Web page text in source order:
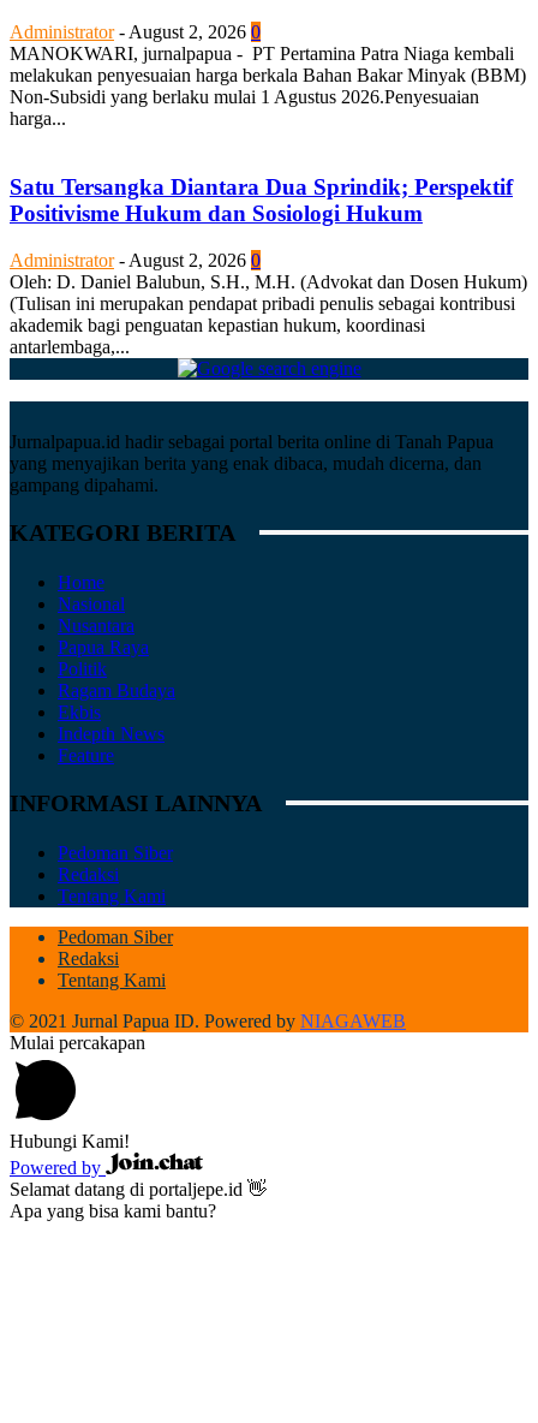
Administrator - August 2, 2026 0
MANOKWARI, jurnalpapua - PT Pertamina Patra Niaga kembali
melakukan penyesuaian harga berkala Bahan Bakar Minyak (BBM)
Non-Subsidi yang berlaku mulai 1 Agustus 2026.Penyesuaian
harga...
Satu Tersangka Diantara Dua Sprindik; Perspektif
Positivisme Hukum dan Sosiologi Hukum
Administrator - August 2, 2026 0
Oleh: D. Daniel Balubun, S.H., M.H. (Advokat dan Dosen Hukum)
(Tulisan ini merupakan pendapat pribadi penulis sebagai kontribusi
akademik bagi penguatan kepastian hukum, koordinasi
antarlembaga,...
Jurnalpapua.id hadir sebagai portal berita online di Tanah Papua
yang menyajikan berita yang enak dibaca, mudah dicerna, dan
gampang dipahami.
KATEGORI BERITA
Home
Nasional
Nusantara
Papua Raya
Politik
Ragam Budaya
Ekbis
Indepth News
Feature
INFORMASI LAINNYA
Pedoman Siber
Redaksi
Tentang Kami
Pedoman Siber
Redaksi
Tentang Kami
© 2021 Jurnal Papua ID. Powered by NIAGAWEB
Mulai percakapan
Hubungi Kami!
Powered by
Selamat datang di portaljepe.id 👋
Apa yang bisa kami bantu?